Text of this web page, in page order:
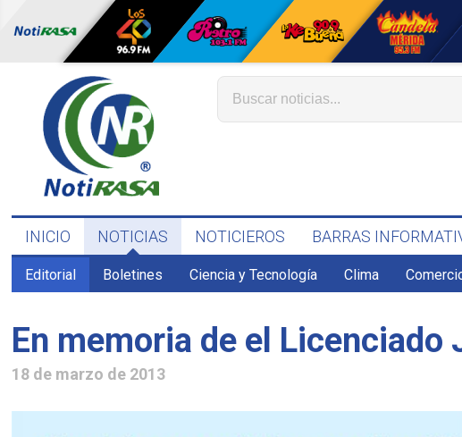
INICIO NOTICIAS NOTICIEROS BARRAS
Editorial Boletines Ciencia y Tecnología Clima
En memoria de el Licenciado
18 de marzo de 2013